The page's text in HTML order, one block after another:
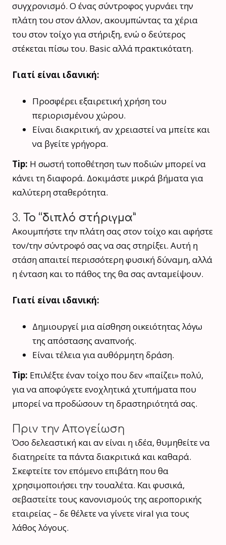
συγχρονισμό. Ο ένας σύντροφος γυρνάει την
πλάτη του στον άλλον, ακουμπώντας τα χέρια
του στον τοίχο για στήριξη, ενώ ο δεύτερος
στέκεται πίσω του. Basic αλλά πρακτικότατη.
Γιατί είναι ιδανική:
Προσφέρει εξαιρετική χρήση του
περιορισμένου χώρου.
Είναι διακριτική, αν χρειαστεί να μπείτε και
να βγείτε γρήγορα.
Tip: Η σωστή τοποθέτηση των ποδιών μπορεί να
κάνει τη διαφορά. Δοκιμάστε μικρά βήματα για
καλύτερη σταθερότητα.
3. Το “διπλό στήριγμα”
Ακουμπήστε την πλάτη σας στον τοίχο και αφήστε
τον/την σύντροφό σας να σας στηρίξει. Αυτή η
στάση απαιτεί περισσότερη φυσική δύναμη, αλλά
η ένταση και το πάθος της θα σας ανταμείψουν.
Γιατί είναι ιδανική:
Δημιουργεί μια αίσθηση οικειότητας λόγω
της απόστασης αναπνοής.
Είναι τέλεια για αυθόρμητη δράση.
Tip: Επιλέξτε έναν τοίχο που δεν «παίζει» πολύ,
για να αποφύγετε ενοχλητικά χτυπήματα που
μπορεί να προδώσουν τη δραστηριότητά σας.
Πριν την Απογείωση
Όσο δελεαστική και αν είναι η ιδέα, θυμηθείτε να
διατηρείτε τα πάντα διακριτικά και καθαρά.
Σκεφτείτε τον επόμενο επιβάτη που θα
χρησιμοποιήσει την τουαλέτα. Και φυσικά,
σεβαστείτε τους κανονισμούς της αεροπορικής
εταιρείας – δε θέλετε να γίνετε viral για τους
λάθος λόγους.